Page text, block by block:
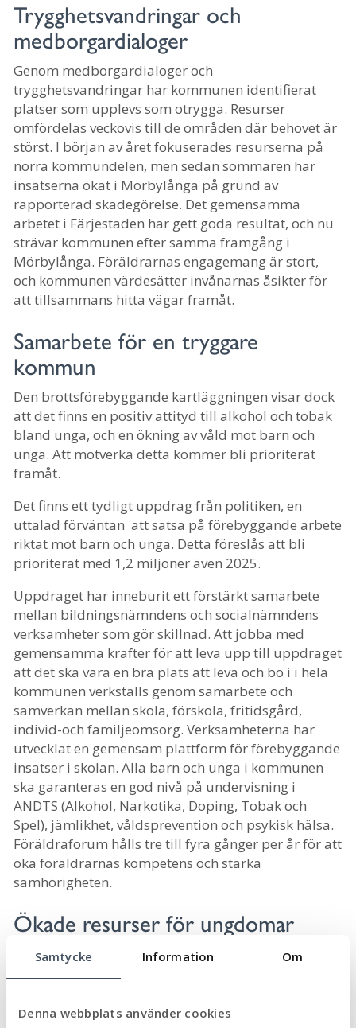
Samtycke Information Om
Denna webbplats använder cookies
Trygghetsvandringar och
medborgardialoger
Genom medborgardialoger och
trygghetsvandringar har kommunen identifierat
platser som upplevs som otrygga. Resurser
omfördelas veckovis till de områden där behovet är
störst. I början av året fokuserades resurserna på
norra kommundelen, men sedan sommaren har
insatserna ökat i Mörbylånga på grund av
rapporterad skadegörelse. Det gemensamma
arbetet i Färjestaden har gett goda resultat, och nu
strävar kommunen efter samma framgång i
Mörbylånga. Föräldrarnas engagemang är stort,
och kommunen värdesätter invånarnas åsikter för
att tillsammans hitta vägar framåt.
Samarbete för en tryggare
kommun
Den brottsförebyggande kartläggningen visar dock
att det finns en positiv attityd till alkohol och tobak
bland unga, och en ökning av våld mot barn och
unga. Att motverka detta kommer bli prioriterat
framåt.
Det finns ett tydligt uppdrag från politiken, en
uttalad förväntan att satsa på förebyggande arbete
riktat mot barn och unga. Detta föreslås att bli
prioriterat med 1,2 miljoner även 2025.
Uppdraget har inneburit ett förstärkt samarbete
mellan bildningsnämndens och socialnämndens
verksamheter som gör skillnad. Att jobba med
gemensamma krafter för att leva upp till uppdraget
att det ska vara en bra plats att leva och bo i i hela
kommunen verkställs genom samarbete och
samverkan mellan skola, förskola, fritidsgård,
individ-och familjeomsorg. Verksamheterna har
utvecklat en gemensam plattform för förebyggande
insatser i skolan. Alla barn och unga i kommunen
ska garanteras en god nivå på undervisning i
ANDTS (Alkohol, Narkotika, Doping, Tobak och
Spel), jämlikhet, våldsprevention och psykisk hälsa.
Föräldraforum hålls tre till fyra gånger per år för att
öka föräldrarnas kompetens och stärka
samhörigheten.
Ökade resurser för ungdomar
Kommunen har förstärkt personalstyrkan inom
fritidsgårdar, kampanjer på biblioteken och en